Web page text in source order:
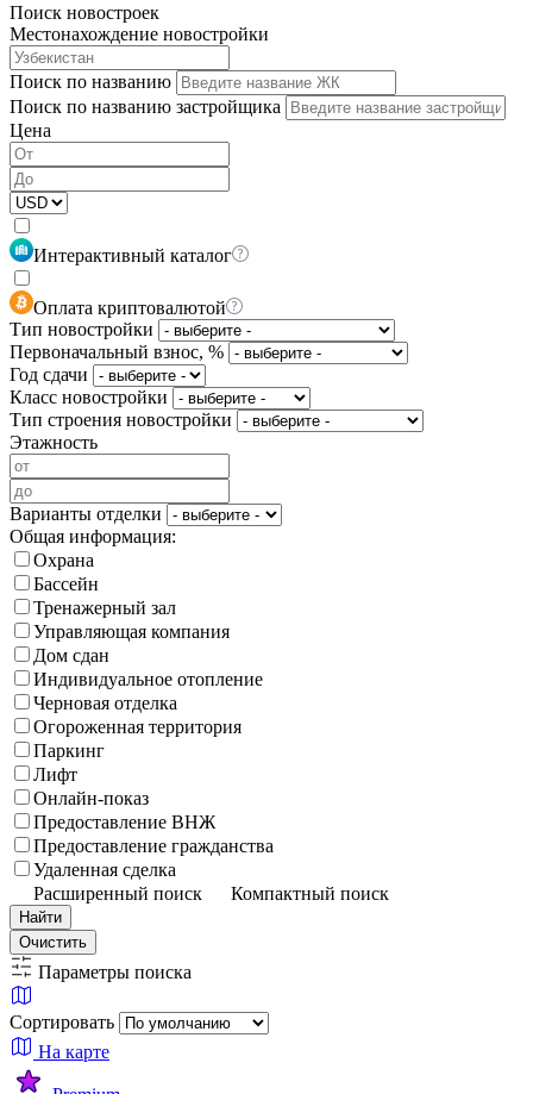
Поиск новостроек
Местонахождение новостройки
Поиск по названию
Поиск по названию застройщика
Цена
Интерактивный каталог
Оплата криптовалютой
Тип новостройки
Первоначальный взнос, %
Год сдачи
Класс новостройки
Тип строения новостройки
Этажность
Варианты отделки
Общая информация:
Охрана
Бассейн
Тренажерный зал
Управляющая компания
Дом сдан
Индивидуальное отопление
Черновая отделка
Огороженная территория
Паркинг
Лифт
Онлайн-показ
Предоставление ВНЖ
Предоставление гражданства
Удаленная сделка
Расширенный поиск
Компактный поиск
Найти
Очистить
Параметры поиска
Сортировать
На карте